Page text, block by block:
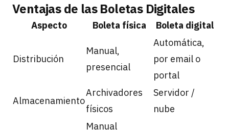
Ventajas de las Boletas Digitales
Aspecto Boleta física Boleta digital
Distribución
Manual,
presencial
Automática,
por email o
portal
Almacenamiento
Archivadores
físicos
Servidor /
nube
Manual